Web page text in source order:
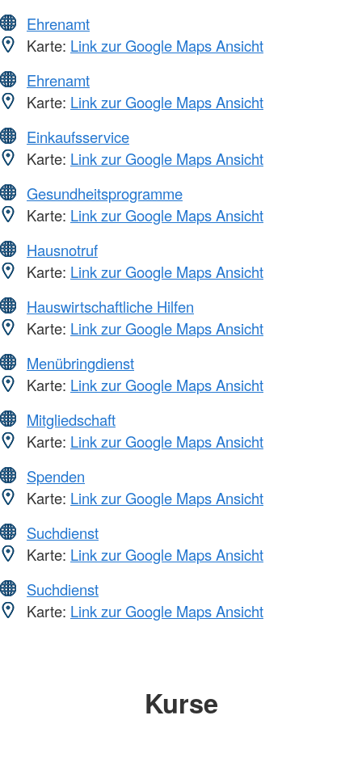
Ehrenamt
Karte: Link zur Google Maps Ansicht
Ehrenamt
Karte: Link zur Google Maps Ansicht
Einkaufsservice
Karte: Link zur Google Maps Ansicht
Gesundheitsprogramme
Karte: Link zur Google Maps Ansicht
Hausnotruf
Karte: Link zur Google Maps Ansicht
Hauswirtschaftliche Hilfen
Karte: Link zur Google Maps Ansicht
Menübringdienst
Karte: Link zur Google Maps Ansicht
Mitgliedschaft
Karte: Link zur Google Maps Ansicht
Spenden
Karte: Link zur Google Maps Ansicht
Suchdienst
Karte: Link zur Google Maps Ansicht
Suchdienst
Karte: Link zur Google Maps Ansicht
Kurse